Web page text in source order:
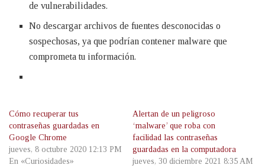
de vulnerabilidades.
No descargar archivos de fuentes desconocidas o
sospechosas, ya que podrían contener malware que
comprometa tu información.
Cómo recuperar tus
contraseñas guardadas en
Google Chrome
jueves, 8 octubre 2020 12:13 PM
En «Curiosidades»
Alertan de un peligroso
‘malware’ que roba con
facilidad las contraseñas
guardadas en la computadora
jueves, 30 diciembre 2021 8:35 AM